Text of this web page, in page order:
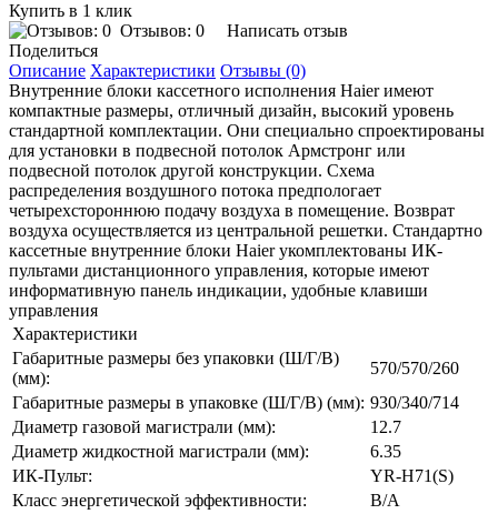
Купить в 1 клик
Отзывов: 0
Написать отзыв
Поделиться
Описание Характеристики Отзывы (0)
Внутренние блоки кассетного исполнения Haier имеют
компактные размеры, отличный дизайн, высокий уровень
стандартной комплектации. Они специально спроектированы
для установки в подвесной потолок Армстронг или
подвесной потолок другой конструкции. Схема
распределения воздушного потока предпологает
четырехстороннюю подачу воздуха в помещение. Возврат
воздуха осуществляется из центральной решетки. Стандартно
кассетные внутренние блоки Haier укомплектованы ИК-
пультами дистанционного управления, которые имеют
информативную панель индикации, удобные клавиши
управления
Характеристики
Габаритные размеры без упаковки (Ш/Г/В)
(мм):
570/570/260
Габаритные размеры в упаковке (Ш/Г/В) (мм): 930/340/714
Диаметр газовой магистрали (мм):
12.7
Диаметр жидкостной магистрали (мм):
6.35
ИК-Пульт:
YR-H71(S)
Класс энергетической эффективности:
B/A